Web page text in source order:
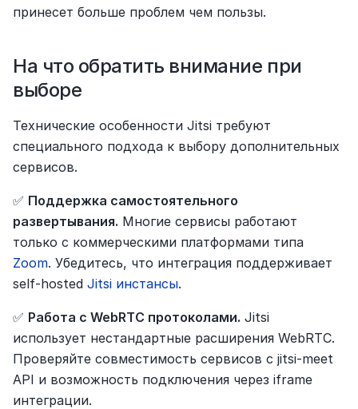
принесет больше проблем чем пользы.
На что обратить внимание при
выборе
Технические особенности Jitsi требуют
специального подхода к выбору дополнительных
сервисов.
✅ Поддержка самостоятельного
развертывания. Многие сервисы работают
Zoom. Убедитесь, что интеграция поддерживает
self-hosted Jitsi инстансы.
✅ Работа с WebRTC протоколами. Jitsi
использует нестандартные расширения WebRTC.
Проверяйте совместимость сервисов с jitsi-meet
API и возможность подключения через iframe
интеграции.